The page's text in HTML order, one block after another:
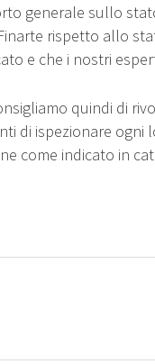
generale sullo
rispetto allo
e che i nostri
quindi di
di ispezionare
come indicato in